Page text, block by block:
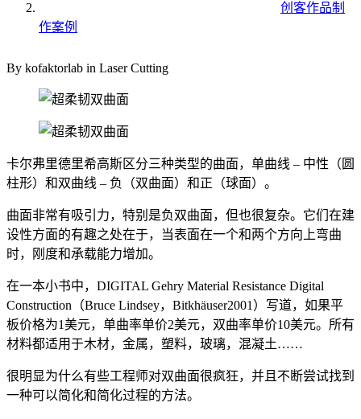
创客作品制
作案例
By kofaktorlab in Laser Cutting
卡尔弗里德里希高斯区分三种类型的曲面，单曲线 – 中性（圆
柱形）和双曲线 – 负（双曲面）和正（球面）。
曲面非常有吸引力，特别是负双曲面，但也很复杂。它们在建
设性方面的有趣之处在于，当表面在一个和两个方向上弯曲
时，刚度和承载能力增加。
在一本小书中，DIGITAL Gehry Material Resistance Digital
Construction（Bruce Lindsey，Bitkhäuser2001）写道，如果平
板价格为1美元，单曲率单价2美元，双曲率单价10美元。所有
材料都适用于木材，金属，塑料，玻璃，混凝土……
很明显为什么有些工程师对双曲面很疯狂，并且不断尝试找到
一种可以简化和简化过程的方法。